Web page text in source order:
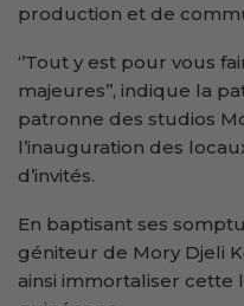
production et de
‘’Tout y est pour vous
majeures’’, indique la
patronne des studios
l’inauguration des
d’invités.
En baptisant ses
géniteur de Mory Djeli
ainsi immortaliser